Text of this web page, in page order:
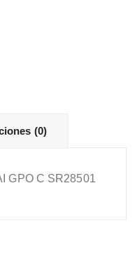
(0)
GPO C SR28501